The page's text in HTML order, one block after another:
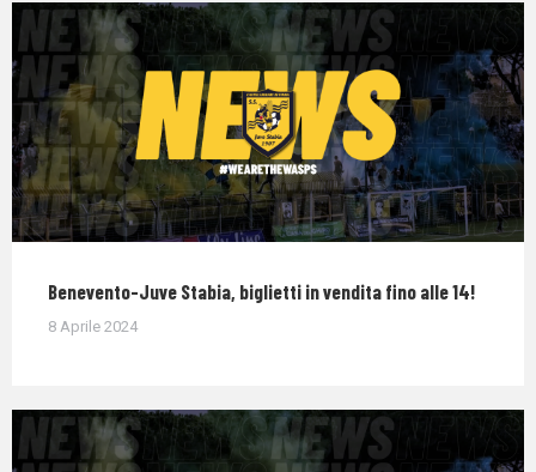
Benevento-Juve Stabia, biglietti in vendita fino alle 14!
8 Aprile 2024